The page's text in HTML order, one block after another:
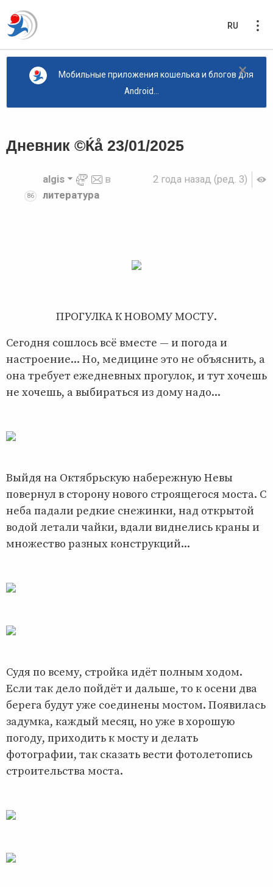
RU
×
Мобильные приложения кошелька и блогов для
Android...
Дневник ©Ќå 23/01/2025
2 года назад (ред. 3)
86
algis
в
литература
ПРОГУЛКА К НОВОМУ МОСТУ.
Сегодня сошлось всё вместе — и погода и
настроение... Но, медицине это не объяснить, а
она требует ежедневных прогулок, и тут хочешь
не хочешь, а выбираться из дому надо...
Выйдя на Октябрьскую набережную Невы
повернул в сторону нового строящегося моста. С
неба падали редкие снежинки, над открытой
водой летали чайки, вдали виднелись краны и
множество разных конструкций...
Судя по всему, стройка идёт полным ходом.
Если так дело пойдёт и дальше, то к осени два
берега будут уже соединены мостом. Появилась
задумка, каждый месяц, но уже в хорошую
погоду, приходить к мосту и делать
фотографии, так сказать вести фотолетопись
строительства моста.